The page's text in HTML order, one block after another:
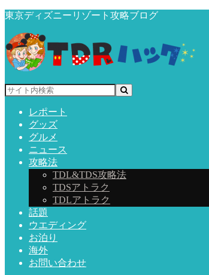
東京ディズニーリゾート攻略ブログ
レポート
グッズ
グルメ
ニュース
攻略法
TDL&TDS攻略法
TDSアトラク
TDLアトラク
話題
ウエディング
お泊り
海外
お問い合わせ